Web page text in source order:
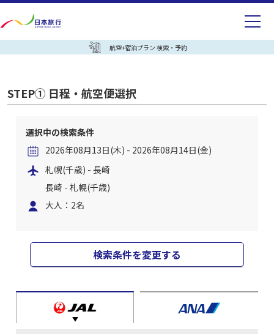
航空+宿泊プラン 検索・予約
STEP① 日程・航空便選択
選択中の検索条件
2026年08月13日(木) - 2026年08月14日(金)
札幌(千歳) - 長崎
長崎 - 札幌(千歳)
大人：2名
検索条件を変更する